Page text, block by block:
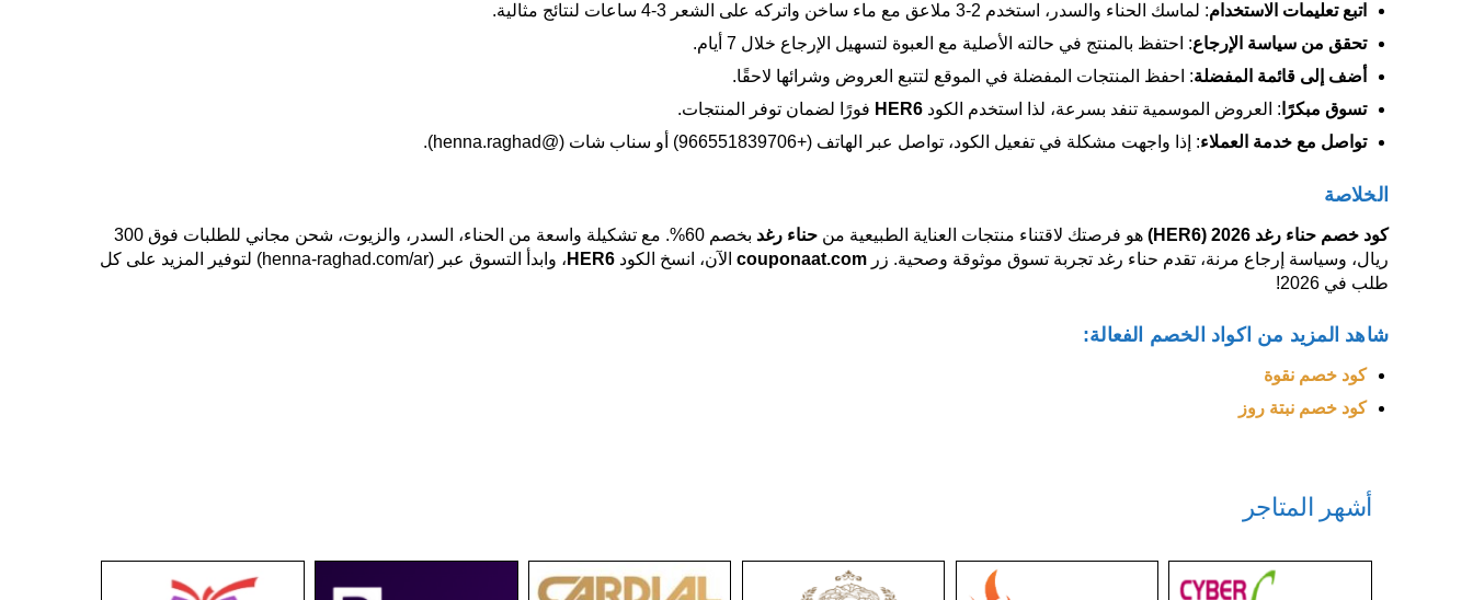
اتبع تعليمات الاستخدام: لماسك الحناء والسدر، استخدم 2-3 ملاعق مع ماء ساخن واتركه على الشعر 3-4 ساعات لنتائج مثالية.
تحقق من سياسة الإرجاع: احتفظ بالمنتج في حالته الأصلية مع العبوة لتسهيل الإرجاع خلال 7 أيام.
أضف إلى قائمة المفضلة: احفظ المنتجات المفضلة في الموقع لتتبع العروض وشرائها لاحقًا.
تسوق مبكرًا : العروض الموسمية تنفد بسرعة، لذا استخدم الكود HER6 فورًا لضمان توفر المنتجات.
تواصل مع خدمة العملاء: إذا واجهت مشكلة في تفعيل الكود، تواصل عبر الهاتف (+966551839706) أو سناب شات (@henna.raghad).
الخلاصة
كود خصم حناء رغد 2026 (HER6) هو فرصتك لاقتناء منتجات العناية الطبيعية من حناء رغد
بخصم 60%. مع تشكيلة واسعة من الحناء، السدر، والزيوت، شحن مجاني للطلبات فوق 300
ريال، وسياسة إرجاع مرنة، تقدم حناء رغد تجربة تسوق موثوقة وصحية. زر couponaat.com الآن، انسخ الكود HER6
، وابدأ التسوق عبر (henna-raghad.com/ar) لتوفير المزيد على كل
طلب في 2026!
شاهد المزيد من اكواد الخصم الفعالة:
كود خصم نقوة
كود خصم نبتة روز
أشهر المتاجر